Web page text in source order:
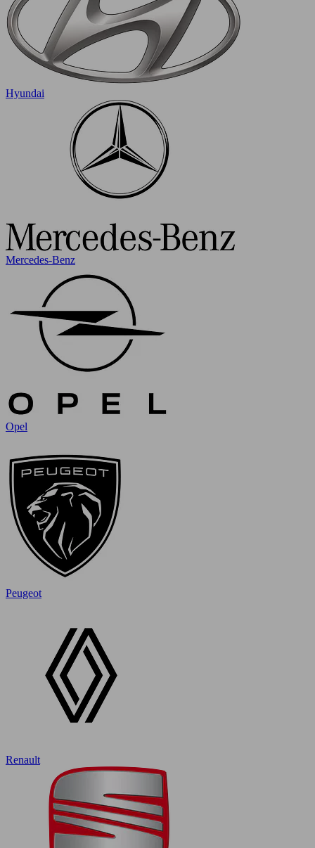
Hyundai
Mercedes-Benz
Opel
Peugeot
Renault